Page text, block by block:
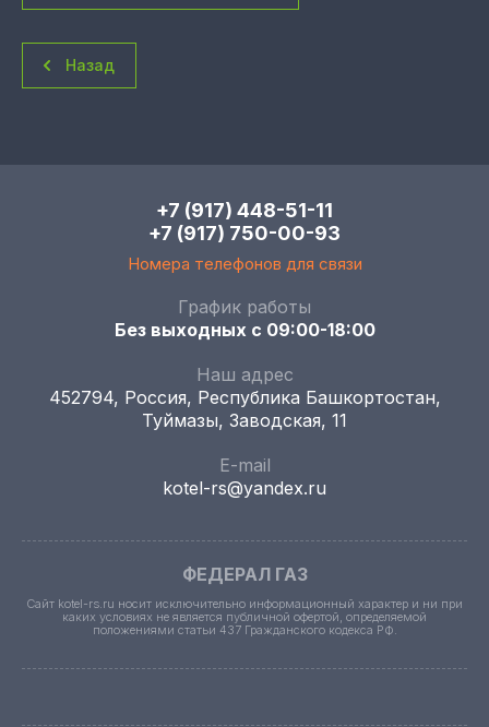
Назад
+7 (917) 448-51-11
+7 (917) 750-00-93
Номера телефонов для связи
График работы
Без выходных с 09:00-18:00
Наш адрес
452794, Россия, Республика Башкортостан,
Туймазы, Заводская, 11
E-mail
kotel-rs@yandex.ru
ФЕДЕРАЛ ГАЗ
Сайт kotel-rs.ru носит исключительно информационный характер и ни при
каких условиях не является публичной офертой, определяемой
положениями статьи 437 Гражданского кодекса РФ.